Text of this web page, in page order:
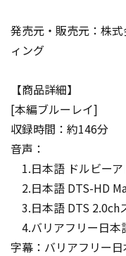
発売元・販売元：株
ィング
【商品詳細】
[本編ブルーレイ]
収録時間：約146分
音声：
1.日本語 ドルビー
2.日本語 DTS-HD
3.日本語 DTS 2.0ch
4.バリアフリー日本
字幕：バリアフリー